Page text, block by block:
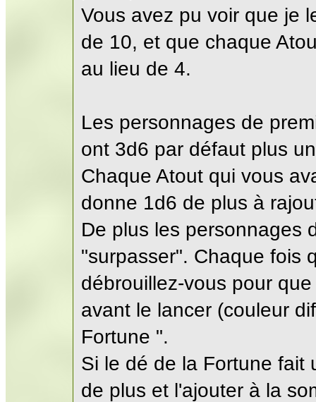
Vous avez pu voir que je
de 10, et que chaque
au lieu de 4.
Les personnages de
ont 3d6 par défaut plus
Chaque Atout qui vous
donne 1d6 de plus à
De plus les personnages
"surpasser". Chaque fois
débrouillez-vous pour
avant le lancer (couleur
Fortune ".
Si le dé de la Fortune fait
de plus et l'ajouter à la